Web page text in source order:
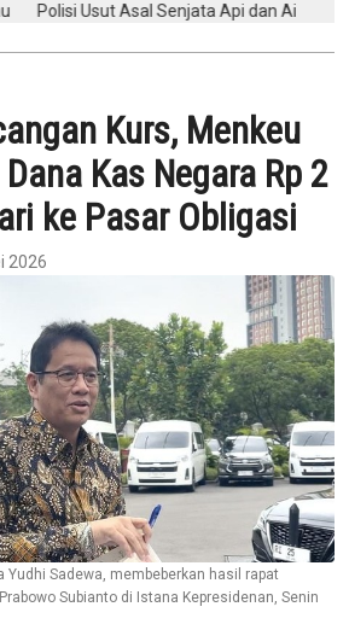
Usut Asal Senjata Api dan Air Gun yang
Kurs, Menkeu
Kas Negara Rp 2
ke Pasar Obligasi
2026
Yudhi Sadewa, membeberkan hasil rapat
Subianto di Istana Kepresidenan, Senin